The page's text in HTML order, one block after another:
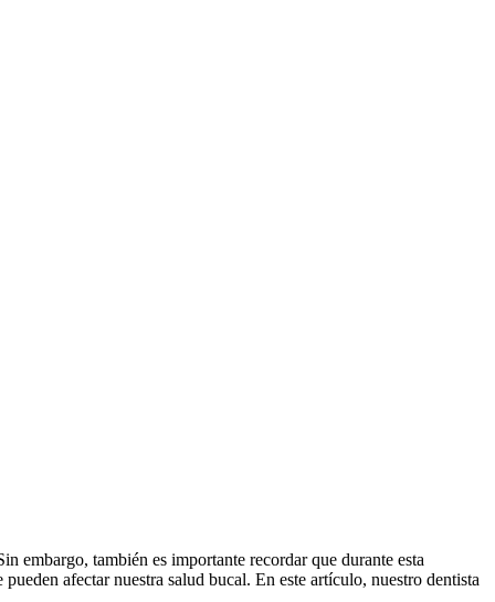
embargo, también es importante recordar que durante esta
afectar nuestra salud bucal. En este artículo, nuestro dentista